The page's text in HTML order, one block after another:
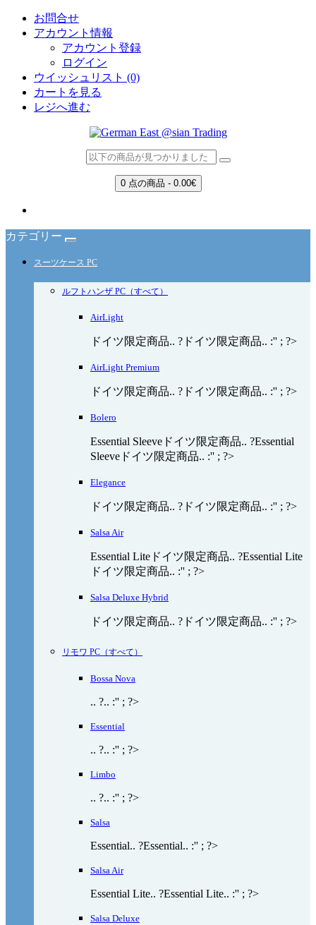
お問合せ
アカウント情報
アカウント登録
ログイン
ウイッシュリスト (0)
カートを見る
レジへ進む
0 点の商品 - 0.00€
カテゴリー
スーツケース PC
ルフトハンザ PC（すべて）
AirLight
ドイツ限定商品.. ?ドイツ限定商品.. :'' ; ?>
AirLight Premium
ドイツ限定商品.. ?ドイツ限定商品.. :'' ; ?>
Bolero
Essential Sleeveドイツ限定商品.. ?Essential
Sleeveドイツ限定商品.. :'' ; ?>
Elegance
ドイツ限定商品.. ?ドイツ限定商品.. :'' ; ?>
Salsa Air
Essential Liteドイツ限定商品.. ?Essential Lite
ドイツ限定商品.. :'' ; ?>
Salsa Deluxe Hybrid
ドイツ限定商品.. ?ドイツ限定商品.. :'' ; ?>
リモワ PC（すべて）
Bossa Nova
.. ?.. :'' ; ?>
Essential
.. ?.. :'' ; ?>
Limbo
.. ?.. :'' ; ?>
Salsa
Essential.. ?Essential.. :'' ; ?>
Salsa Air
Essential Lite.. ?Essential Lite.. :'' ; ?>
Salsa Deluxe